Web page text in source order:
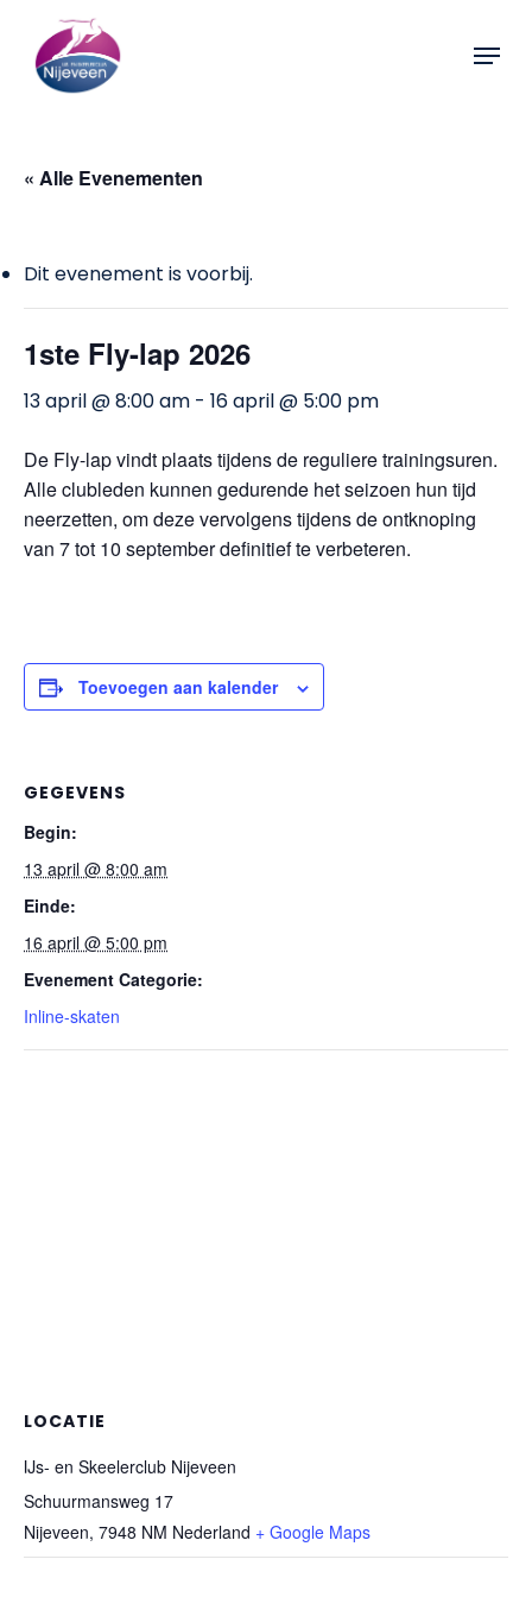
main
Menu
« Alle Evenementen
Dit evenement is voorbij.
1ste Fly-lap 2026
13 april @ 8:00 am - 16 april @ 5:00 pm
De Fly-lap vindt plaats tijdens de reguliere trainingsuren.
Alle clubleden kunnen gedurende het seizoen hun tijd
neerzetten, om deze vervolgens tijdens de ontknoping
van 7 tot 10 september definitief te verbeteren.
Toevoegen aan kalender
GEGEVENS
Begin:
13 april @ 8:00 am
Einde:
16 april @ 5:00 pm
Evenement Categorie:
Inline-skaten
LOCATIE
IJs- en Skeelerclub Nijeveen
Schuurmansweg 17
Nijeveen, 7948 NM Nederland + Google Maps